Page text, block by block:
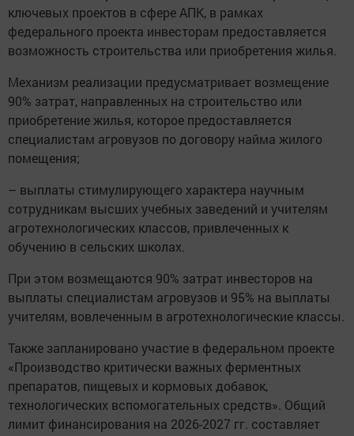
ключевых проектов в сфере АПК, в рамках
федерального проекта инвесторам предоставляется
возможность строительства или приобретения жилья.
Механизм реализации предусматривает возмещение
90% затрат, направленных на строительство или
приобретение жилья, которое предоставляется
специалистам агровузов по договору найма жилого
помещения;
– выплаты стимулирующего характера научным
сотрудникам высших учебных заведений и учителям
агротехнологических классов, привлеченных к
обучению в сельских школах.
При этом возмещаются 90% затрат инвесторов на
выплаты специалистам агровузов и 95% на выплаты
учителям, вовлеченным в агротехнологические классы.
Также запланировано участие в федеральном проекте
«Производство критически важных ферментных
препаратов, пищевых и кормовых добавок,
технологических вспомогательных средств». Общий
лимит финансирования на 2026-2027 гг. составляет